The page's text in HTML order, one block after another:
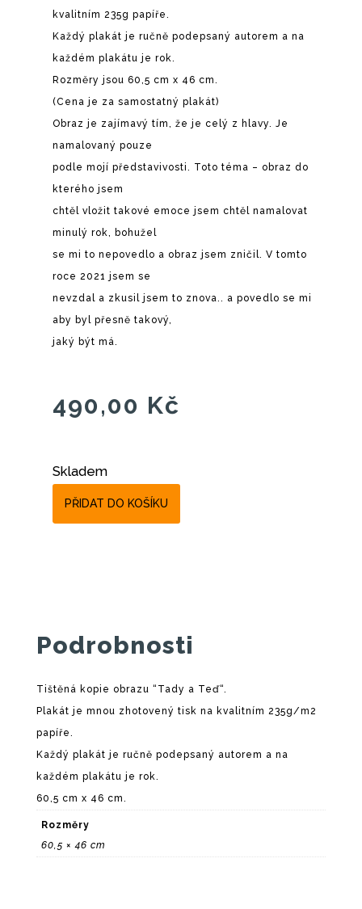
kvalitním 235g papíře.
Každý plakát je ručně podepsaný autorem a na
každém plakátu je rok.
Rozměry jsou 60,5 cm x 46 cm.
(Cena je za samostatný plakát)
Obraz je zajímavý tím, že je celý z hlavy. Je
namalovaný pouze
podle mojí představivosti. Toto téma – obraz do
kterého jsem
chtěl vložit takové emoce jsem chtěl namalovat
minulý rok, bohužel
se mi to nepovedlo a obraz jsem zničil. V tomto
roce 2021 jsem se
nevzdal a zkusil jsem to znova.. a povedlo se mi
aby byl přesně takový,
jaký být má.
490,00 Kč
Skladem
PŘIDAT DO KOŠÍKU
Podrobnosti
Tištěná kopie obrazu “Tady a Teď“.
Plakát je mnou zhotovený tisk na kvalitním 235g/m2
papíře.
Každý plakát je ručně podepsaný autorem a na
každém plakátu je rok.
60,5 cm x 46 cm.
Rozměry
60,5 × 46 cm